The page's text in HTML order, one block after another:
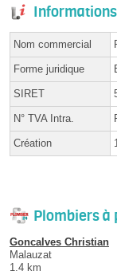
Informations
Nom commercial
Forme juridique
SIRET
N° TVA Intra.
Création
Plombiers
Goncalves Christian
Malauzat
1.4 km